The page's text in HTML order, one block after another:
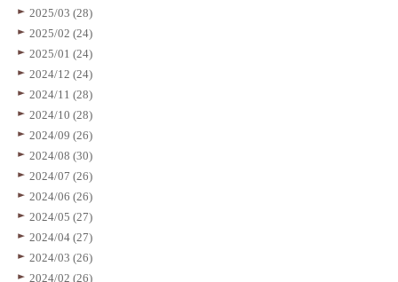
2025/03 (28)
2025/02 (24)
2025/01 (24)
2024/12 (24)
2024/11 (28)
2024/10 (28)
2024/09 (26)
2024/08 (30)
2024/07 (26)
2024/06 (26)
2024/05 (27)
2024/04 (27)
2024/03 (26)
2024/02 (26)